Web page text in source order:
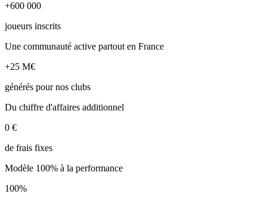
+600 000
joueurs inscrits
Une communauté active partout en France
+25 M€
générés pour nos clubs
Du chiffre d'affaires additionnel
0 €
de frais fixes
Modèle 100% à la performance
100%